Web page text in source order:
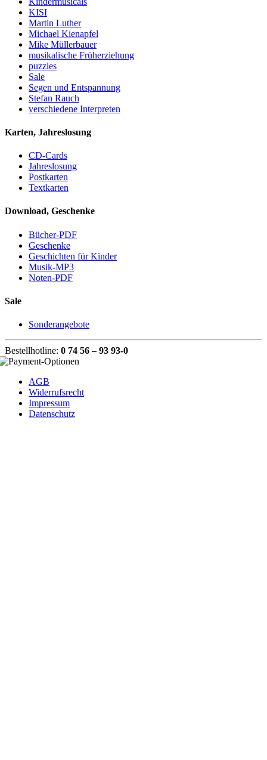
KISI
Martin Luther
Michael Kienapfel
Mike Müllerbauer
musikalische Früherziehung
puzzles
Sale
Segen und Entspannung
Stefan Rauch
verschiedene Interpreten
Karten, Jahreslosung
CD-Cards
Jahreslosung
Postkarten
Textkarten
Download, Geschenke
Bücher-PDF
Geschenke
Geschichten für Kinder
Musik-MP3
Noten-PDF
Sale
Sonderangebote
Bestellhotline: 0 74 56 – 93 93-0
AGB
Widerrufsrecht
Impressum
Datenschutz